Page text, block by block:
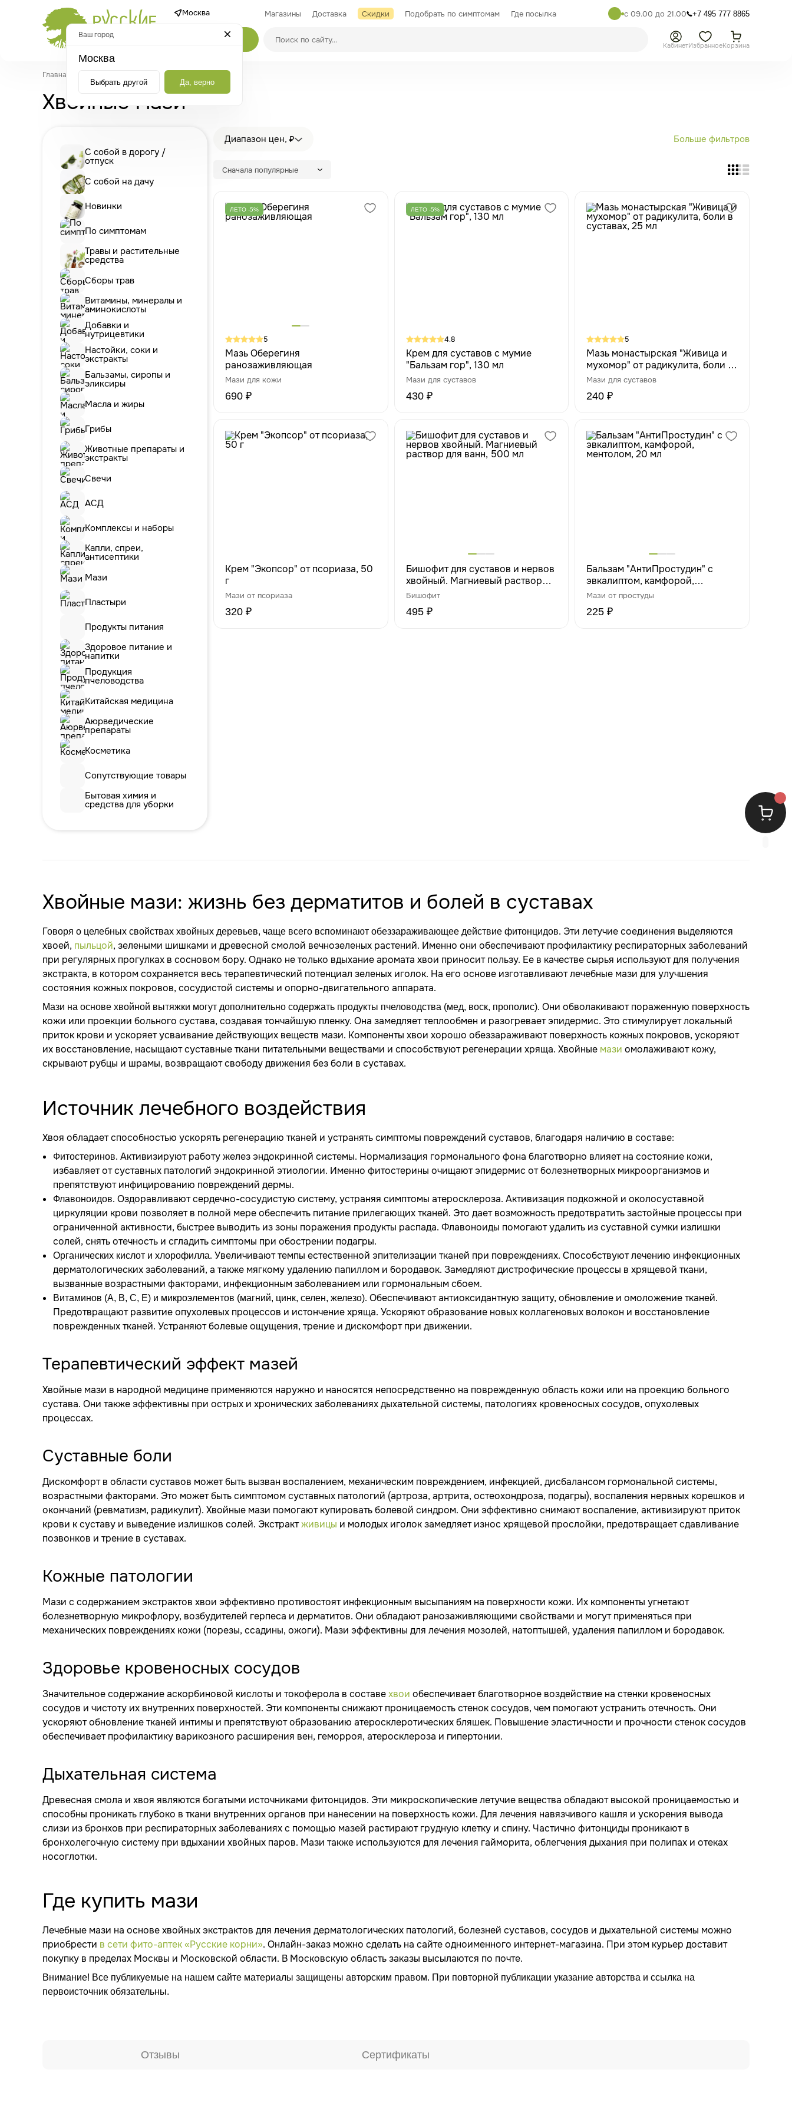
Москва Магазины Доставка Скидки Подобрать по симптомам Где посылка
Производители
с 09.00 до 21.00 +7 495 777 8865
Каталог
КабинетИзбранноеКорзина
Главная Хвойные мази
Хвойные мази
С собой в дорогу /
отпуск
С собой на дачу
Новинки
По симптомам
Травы и растительные
средства
Сборы трав
Витамины, минералы и
аминокислоты
Добавки и
нутрицевтики
Настойки, соки и
экстракты
Бальзамы, сиропы и
эликсиры
Масла и жиры
Грибы
Животные препараты и
экстракты
Свечи
АСД
Комплексы и наборы
Капли, спреи,
антисептики
Мази
Пластыри
Продукты питания
Здоровое питание и
напитки
Продукция
пчеловодства
Китайская медицина
Аюрведические
препараты
Косметика
Сопутствующие товары
Бытовая химия и
средства для уборки
Диапазон цен, ₽ Больше фильтров
Сначала популярные
ЛЕТО -5%
5
Мазь Оберегиня
ранозаживляющая
Мази для кожи
690 ₽
ЛЕТО -5%
4.8
Крем для суставов с мумие
"Бальзам гор", 130 мл
Мази для суставов
430 ₽
5
Мазь монастырская "Живица и
мухомор" от радикулита, боли в
суставах, 25 мл
Мази для суставов
240 ₽
Крем "Экопсор" от псориаза, 50
г
Мази от псориаза
320 ₽
Бишофит для суставов и нервов
хвойный. Магниевый раствор
для ванн, 500 мл
Бишофит
495 ₽
Бальзам "АнтиПростудин" с
эвкалиптом, камфорой,
ментолом, 20 мл
Мази от простуды
225 ₽
Хвойные мази: жизнь без дерматитов и болей в суставах
Говоря о целебных свойствах хвойных деревьев, чаще всего вспоминают обеззараживающее действие фитонцидов. Эти летучие соединения выделяются
хвоей, пыльцой, зелеными шишками и древесной смолой вечнозеленых растений. Именно они обеспечивают профилактику респираторных заболеваний
при регулярных прогулках в сосновом бору. Однако не только вдыхание аромата хвои приносит пользу. Ее в качестве сырья используют для получения
экстракта, в котором сохраняется весь терапевтический потенциал зеленых иголок. На его основе изготавливают лечебные мази для улучшения
состояния кожных покровов, сосудистой системы и опорно-двигательного аппарата.
Мази на основе хвойной вытяжки могут дополнительно содержать продукты пчеловодства (мед, воск, прополис). Они обволакивают пораженную поверхность
кожи или проекции больного сустава, создавая тончайшую пленку. Она замедляет теплообмен и разогревает эпидермис. Это стимулирует локальный
приток крови и ускоряет усваивание действующих веществ мази. Компоненты хвои хорошо обеззараживают поверхность кожных покровов, ускоряют
их восстановление, насыщают суставные ткани питательными веществами и способствуют регенерации хряща. Хвойные мази омолаживают кожу,
скрывают рубцы и шрамы, возвращают свободу движения без боли в суставах.
Источник лечебного воздействия
Хвоя обладает способностью ускорять регенерацию тканей и устранять симптомы повреждений суставов, благодаря наличию в составе:
Фитостеринов. Активизируют работу желез эндокринной системы. Нормализация гормонального фона благотворно влияет на состояние кожи,
избавляет от суставных патологий эндокринной этиологии. Именно фитостерины очищают эпидермис от болезнетворных микроорганизмов и
препятствуют инфицированию повреждений дермы.
Флавоноидов. Оздоравливают сердечно-сосудистую систему, устраняя симптомы атеросклероза. Активизация подкожной и околосуставной
циркуляции крови позволяет в полной мере обеспечить питание прилегающих тканей. Это дает возможность предотвратить застойные процессы при
ограниченной активности, быстрее выводить из зоны поражения продукты распада. Флавоноиды помогают удалить из суставной сумки излишки
солей, снять отечность и сгладить симптомы при обострении подагры.
Органических кислот и хлорофилла. Увеличивают темпы естественной эпителизации тканей при повреждениях. Способствуют лечению инфекционных
дерматологических заболеваний, а также мягкому удалению папиллом и бородавок. Замедляют дистрофические процессы в хрящевой ткани,
вызванные возрастными факторами, инфекционным заболеванием или гормональным сбоем.
Витаминов (A, B, C, E) и микроэлементов (магний, цинк, селен, железо). Обеспечивают антиоксидантную защиту, обновление и омоложение тканей.
Предотвращают развитие опухолевых процессов и истончение хряща. Ускоряют образование новых коллагеновых волокон и восстановление
поврежденных тканей. Устраняют болевые ощущения, трение и дискомфорт при движении.
Терапевтический эффект мазей
Хвойные мази в народной медицине применяются наружно и наносятся непосредственно на поврежденную область кожи или на проекцию больного
сустава. Они также эффективны при острых и хронических заболеваниях дыхательной системы, патологиях кровеносных сосудов, опухолевых
процессах.
Суставные боли
Дискомфорт в области суставов может быть вызван воспалением, механическим повреждением, инфекцией, дисбалансом гормональной системы,
возрастными факторами. Это может быть симптомом суставных патологий (артроза, артрита, остеохондроза, подагры), воспаления нервных корешков и
окончаний (ревматизм, радикулит). Хвойные мази помогают купировать болевой синдром. Они эффективно снимают воспаление, активизируют приток
крови к суставу и выведение излишков солей. Экстрактживицы и молодых иголок замедляет износ хрящевой прослойки, предотвращает сдавливание
позвонков и трение в суставах.
Кожные патологии
Мази с содержанием экстрактов хвои эффективно противостоят инфекционным высыпаниям на поверхности кожи. Их компоненты угнетают
болезнетворную микрофлору, возбудителей герпеса и дерматитов. Они обладают ранозаживляющими свойствами и могут применяться при
механических повреждениях кожи (порезы, ссадины, ожоги). Мази эффективны для лечения мозолей, натоптышей, удаления папиллом и бородавок.
Здоровье кровеносных сосудов
Значительное содержание аскорбиновой кислоты и токоферола в составехвои обеспечивает благотворное воздействие на стенки кровеносных
сосудов и чистоту их внутренних поверхностей. Эти компоненты снижают проницаемость стенок сосудов, чем помогают устранить отечность. Они
ускоряют обновление тканей интимы и препятствуют образованию атеросклеротических бляшек. Повышение эластичности и прочности стенок сосудов
обеспечивает профилактику варикозного расширения вен, геморроя, атеросклероза и гипертонии.
Дыхательная система
Древесная смола и хвоя являются богатыми источниками фитонцидов. Эти микроскопические летучие вещества обладают высокой проницаемостью и
способны проникать глубоко в ткани внутренних органов при нанесении на поверхность кожи. Для лечения навязчивого кашля и ускорения вывода
слизи из бронхов при респираторных заболеваниях с помощью мазей растирают грудную клетку и спину. Частично фитонциды проникают в
бронхолегочную систему при вдыхании хвойных паров. Мази также используются для лечения гайморита, облегчения дыхания при полипах и отеках
носоглотки.
Где купить мази
Лечебные мази на основе хвойных экстрактов для лечения дерматологических патологий, болезней суставов, сосудов и дыхательной системы можно
приобрести в сети фито-аптек «Русские корни». Онлайн-заказ можно сделать на сайте одноименного интернет-магазина. При этом курьер доставит
покупку в пределах Москвы и Московской области. В Московскую область заказы высылаются по почте.
Внимание! Все публикуемые на нашем сайте материалы защищены авторским правом. При повторной публикации указание авторства и ссылка на
первоисточник обязательны.
Отзывы Сертификаты
Ваш город
Москва
Выбрать другой Да, верно